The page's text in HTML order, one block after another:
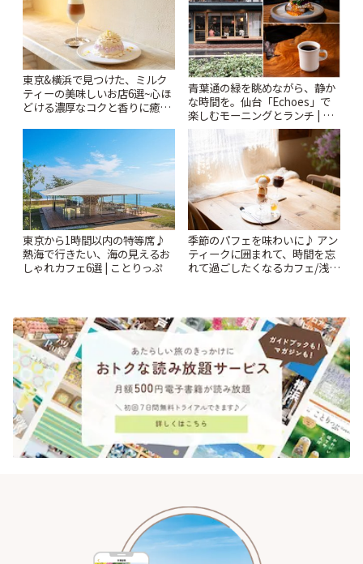
東京&横浜で見つけた、ミルク
ティーの美味しいお店6選~心ほ
どける濃厚なコクと香りに癒や
青葉通の緑を眺めながら、静か
な時間を。仙台「Echoes」で
楽しむモーニングとランチ | こ
とりっぷ
東京から1時間以内の特等席♪
熱海で行きたい、海の見えるお
しゃれカフェ6選 | ことりっぷ
季節のパフェを味わいに♪ アン
ティークに囲まれて、時間を忘
れて過ごしたくなるカフェ/浅草